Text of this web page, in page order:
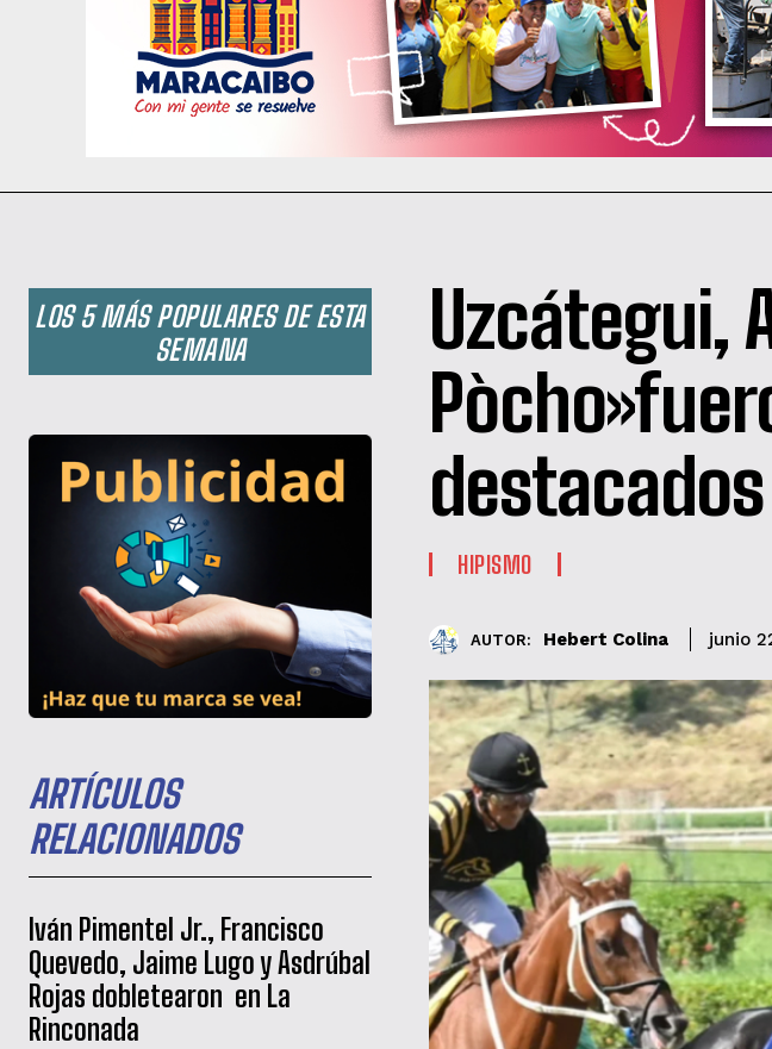
LOS 5 MÁS POPULARES DE ESTA
SEMANA
ARTÍCULOS
RELACIONADOS
Iván Pimentel Jr., Francisco
Quevedo, Jaime Lugo y Asdrúbal
Rojas dobletearon en La
Rinconada
Uzcátegui,
destacados
HIPISMO
AUTOR: Hebert Colina junio